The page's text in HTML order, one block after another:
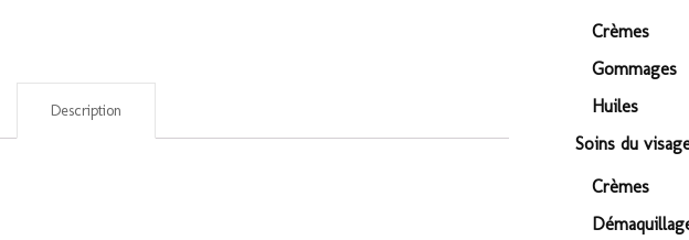
Description
Crèmes
Gommages
Huiles
Soins du
Crèmes